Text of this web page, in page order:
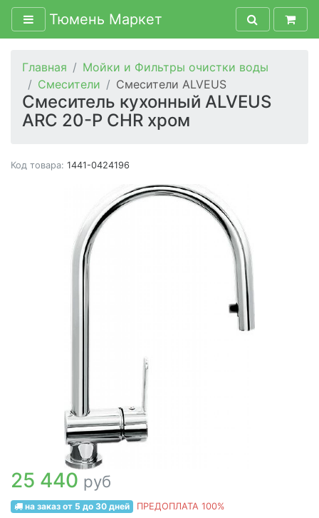
Тюмень Маркет
Главная
Мойки и Фильтры очистки воды
Смесители
Смесители ALVEUS
Смеситель кухонный ALVEUS
ARC 20-P CHR хром
Код товара: 1441-0424196
25 440 руб
на заказ от 5 до 30 дней ПРЕДОПЛАТА 100%